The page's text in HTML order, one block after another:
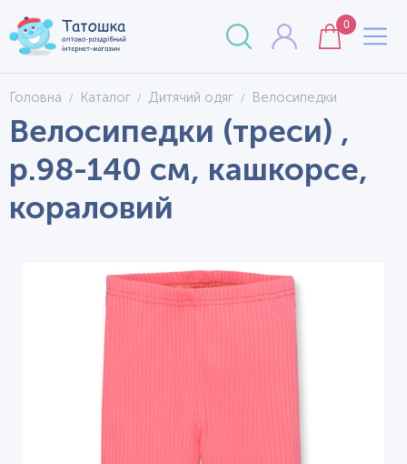
0
Головна Каталог Дитячий одяг Велосипедки
Велосипедки (треси) ,
р.98-140 см, кашкорсе,
кораловий